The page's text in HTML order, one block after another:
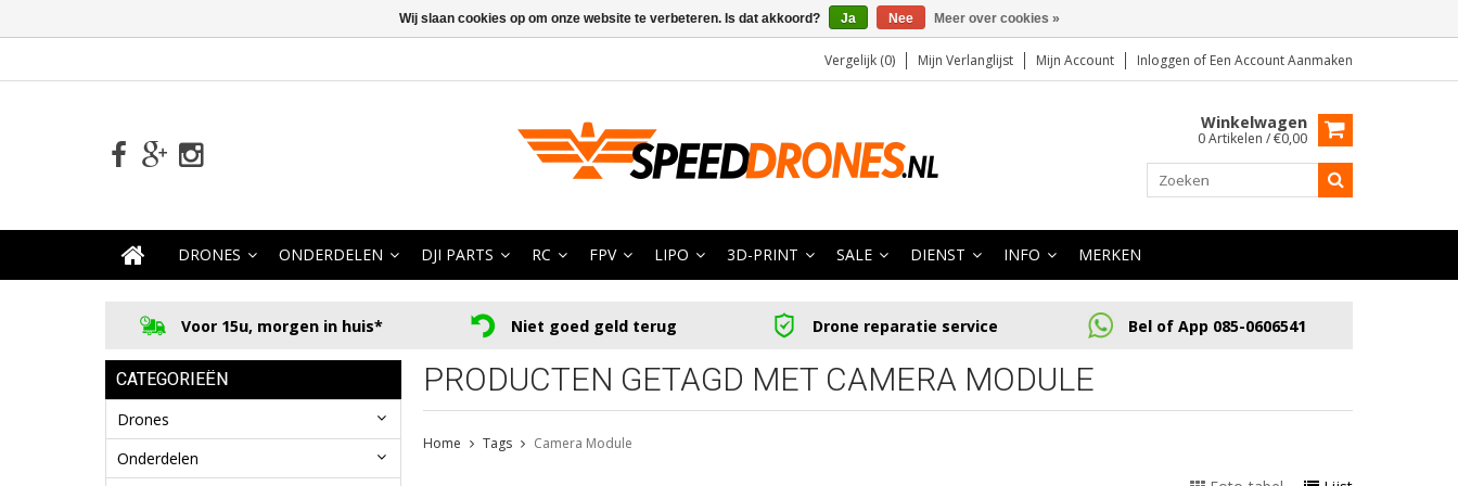
Vergelijk (0) Mijn Verlanglijst Mijn Account Inloggen of Een Account Aanmaken
Winkelwagen
0 Artikelen / €0,00
DRONES ONDERDELEN DJI PARTS RC FPV LIPO 3D-PRINT SALE DIENST INFO MERKEN
Voor 15u, morgen in huis* Niet goed geld terug Drone reparatie service Bel of App 085-0606541
CATEGORIEËN
Drones
Onderdelen
PRODUCTEN GETAGD MET CAMERA MODULE
Home Tags Camera Module
Wij slaan cookies op om onze website te verbeteren. Is dat akkoord? Ja Nee Meer over cookies »